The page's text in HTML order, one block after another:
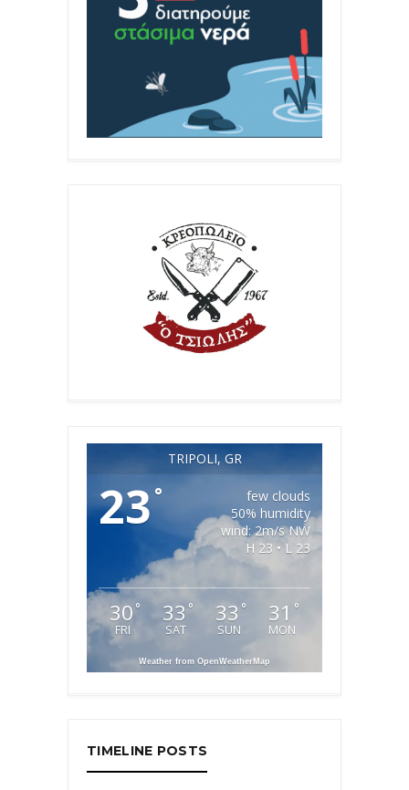
TRIPOLI, GR
23°
few clouds
50% humidity
wind: 2m/s NW
H 23 • L 23
30 °
FRI
33 °
SAT
33 °
SUN
31 °
MON
Weather from OpenWeatherMap
TIMELINE POSTS